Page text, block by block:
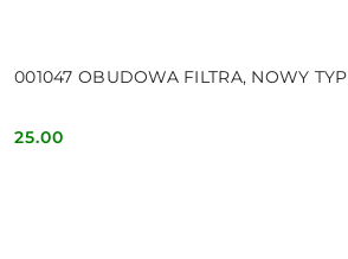
001047 OBUDOWA FILTRA, NOWY TYP
Cena:
25.00